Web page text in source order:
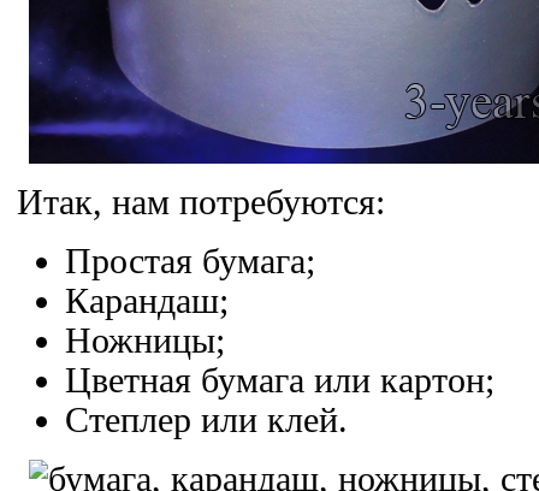
Итак, нам потребуются:
Простая бумага;
Карандаш;
Ножницы;
Цветная бумага или картон;
Степлер или клей.